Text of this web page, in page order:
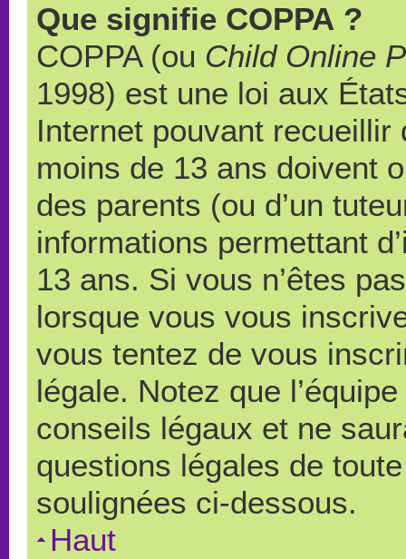
Que signifie COPPA ?
COPPA (ou Child Online
1998) est une loi aux
Internet pouvant
moins de 13 ans doivent
des parents (ou d’un
informations permettant
13 ans. Si vous n’êtes
lorsque vous vous
vous tentez de vous
légale. Notez que
conseils légaux et ne
questions légales de
soulignées ci-dessous.
Haut